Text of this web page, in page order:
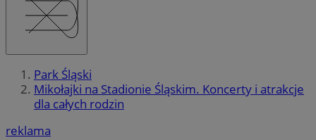
Park Śląski
Mikołajki na Stadionie Śląskim. Koncerty i atrakcje
dla całych rodzin
reklama